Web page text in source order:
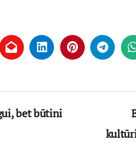
bet būtini